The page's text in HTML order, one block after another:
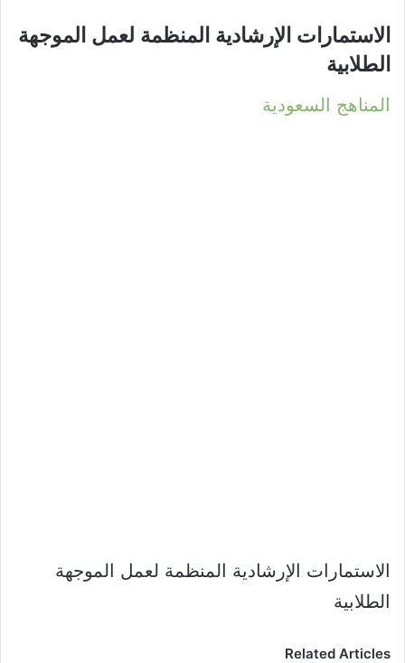
الاستمارات الإرشادية المنظمة لعمل الموجهة
الطلابية​
المناهج السعودية
الاستمارات الإرشادية المنظمة لعمل الموجهة
الطلابية
Related Articles